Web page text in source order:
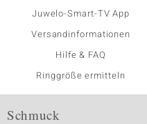
Juwelo-Smart-TV App
Versandinformationen
Hilfe & FAQ
Ringgröße ermitteln
Schmuck